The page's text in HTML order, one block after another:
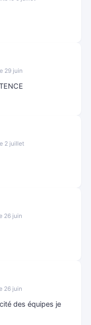
29 juin
2 juillet
26 juin
26 juin
des équipes je